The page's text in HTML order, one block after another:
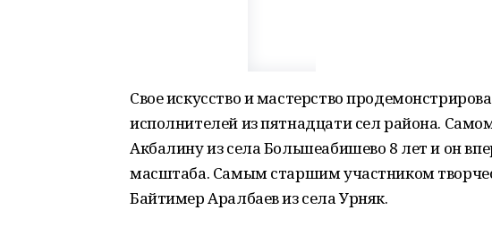
Свое искусство и мастерство
исполнителей из пятнадцати сел района.
Акбалину из села Большеабишево 8 лет и он
масштаба. Самым старшим участником
Байтимер Аралбаев из села Урняк.